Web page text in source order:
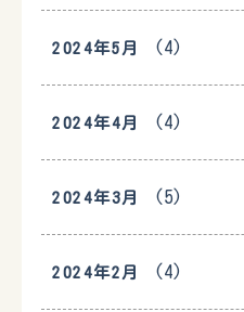
2024年5月 (4)
2024年4月 (4)
2024年3月 (5)
2024年2月 (4)